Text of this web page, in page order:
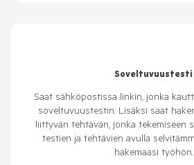
Soveltuvuustesti
Saat sähköpostissa linkin, jonka
soveltuvuustestin. Lisäksi saat
liittyvän tehtävän, jonka tekemiseen
testien ja tehtävien avulla
hakemaasi työhön.